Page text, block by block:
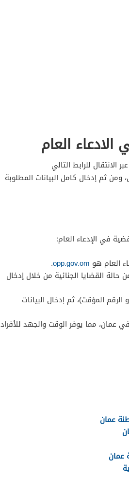
العام
للرابط التالي
ومن ثم إدخال كامل البيانات المطلوبة
في الإدعاء العام:
العام هو opp.gov.om
.
القضايا الجنائية من خلال إدخال
المؤقت)، ثم إدخال البيانات
عمان، مما يوفر الوقت والجهد للأفراد
عمان
عمان